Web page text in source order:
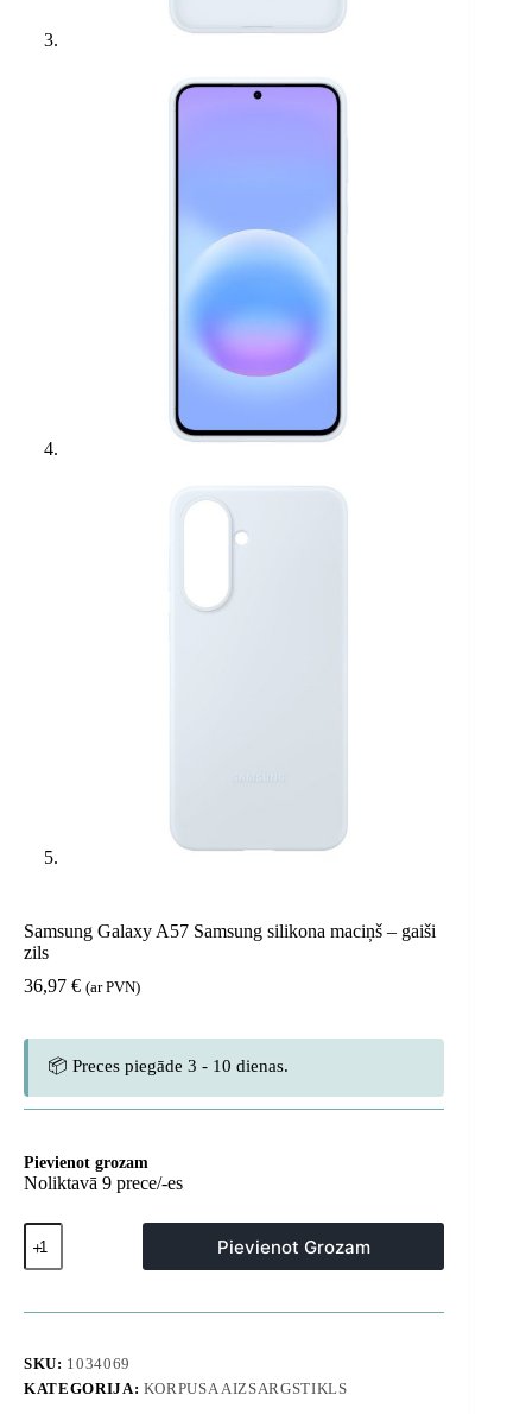
Samsung Galaxy A57 Samsung silikona maciņš – gaiši
zils
36,97 € (ar PVN)
📦 Preces piegāde 3 - 10 dienas.
Pievienot grozam
Noliktavā 9 prece/-es
Samsung
Galaxy
A57
silikona
gaiši
zils
Pievienot Grozam
SKU: 1034069
KATEGORIJA: KORPUSA AIZSARGSTIKLS